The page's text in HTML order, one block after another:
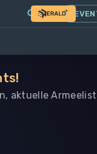
aktuelle